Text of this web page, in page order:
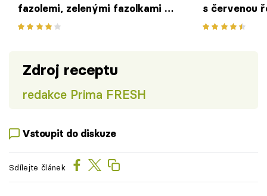
fazolemi, zelenými fazolkami a
koprem
s červenou
ořechy –
Zdroj receptu
redakce Prima FRESH
Vstoupit do diskuze
Sdílejte článek